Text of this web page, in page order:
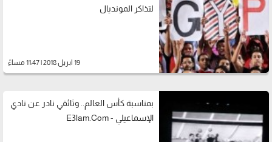
لتذاكر المونديال
19 ابريل 2018 | 11:47 مساءً
بمناسبة كأس العالم.. وثائقي نادر عن نادي
الإسماعيلي - E3lam.Com